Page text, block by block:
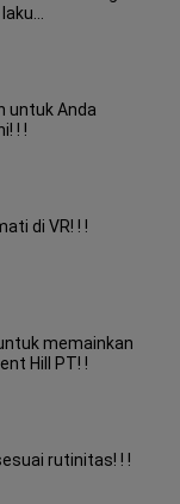
#64
untuk Anda
! !
di VR! ! !
memainkan
Hill PT! !
rutinitas! ! !